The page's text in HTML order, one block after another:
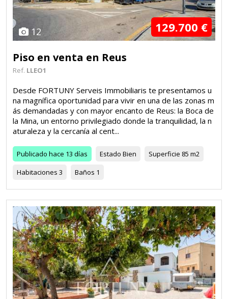
12 129.700 €
Piso en venta en Reus
Ref. LLEO1
Desde FORTUNY Serveis Immobiliaris te presentamos u
na magnífica oportunidad para vivir en una de las zonas m
ás demandadas y con mayor encanto de Reus: la Boca de
la Mina, un entorno privilegiado donde la tranquilidad, la n
aturaleza y la cercanía al cent...
Publicado hace 13 días Estado Bien Superficie 85 m2
Habitaciones 3 Baños 1